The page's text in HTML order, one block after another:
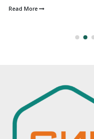
Read More